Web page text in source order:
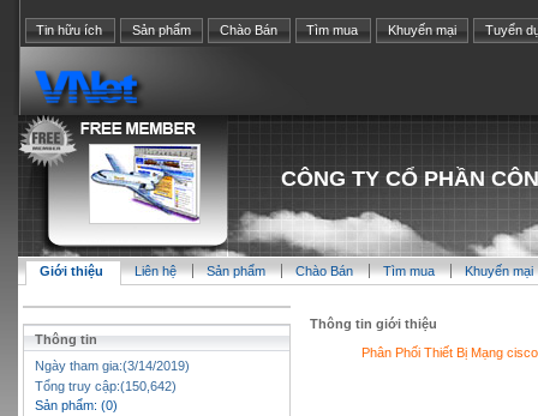
Tin hữu ích Sản phẩm Chào Bán Tìm mua Khuyến mại Tuyển
CÔNG TY CỔ PHẦN
Giới thiệu Liên hệ Sản phẩm Chào Bán Tìm mua Khuyến mại
Thông tin
Ngày tham gia:(3/14/2019)
Tổng truy cập:(150,642)
Sản phẩm: (0)
Thông tin giới thiệu
Phân Phối Thiết Bị Mạng